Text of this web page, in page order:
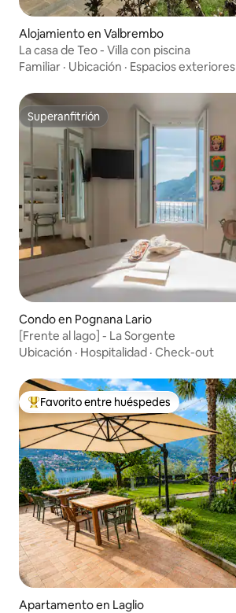
Alojamiento en Valbrembo
La casa de Teo - Villa con piscina
Familiar · Ubicación · Espacios exteriores
Superanfitrión
Superanfitrión
Condo en Pognana Lario
[Frente al lago] - La Sorgente
Ubicación · Hospitalidad · Check-out
Favorito entre huéspedes preferido
Favorito entre huéspedes
Apartamento en Laglio